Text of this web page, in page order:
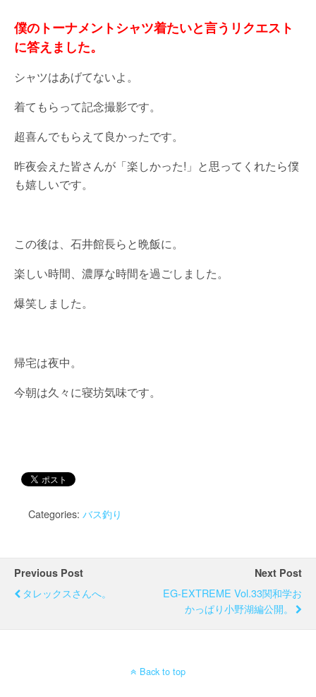
僕のトーナメントシャツ着たいと言うリクエスト
に答えました。
シャツはあげてないよ。
着てもらって記念撮影です。
超喜んでもらえて良かったです。
昨夜会えた皆さんが「楽しかった!」と思ってくれたら僕
も嬉しいです。
この後は、石井館長らと晩飯に。
楽しい時間、濃厚な時間を過ごしました。
爆笑しました。
帰宅は夜中。
今朝は久々に寝坊気味です。
Categories: バス釣り
Previous Post
タレックスさんへ。
Next Post
EG-EXTREME Vol.33関和学お
かっぱり小野湖編公開。
Back to top